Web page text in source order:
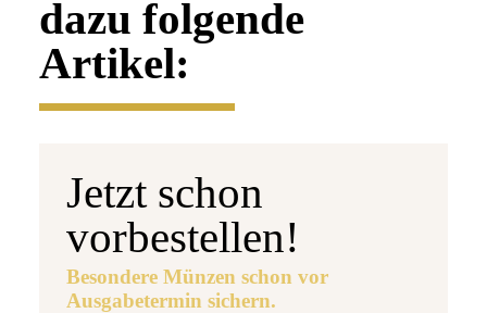
dazu folgende
Artikel:
Jetzt schon
vorbestellen!
Besondere Münzen schon vor
Ausgabetermin sichern.